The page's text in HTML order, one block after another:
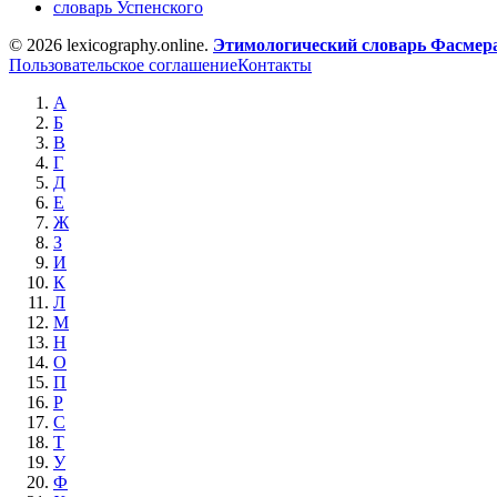
словарь Успенского
© 2026 lexicography.online. Этимологический словарь
Пользовательское соглашениеКонтакты
А
Б
В
Г
Д
Е
Ж
З
И
К
Л
М
Н
О
П
Р
С
Т
У
Ф